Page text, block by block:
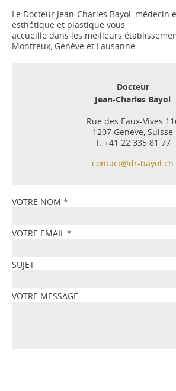
Le Docteur Jean-Charles Bayol, médecin
esthétique et plastique vous
accueille dans les meilleurs
Montreux, Genève et Lausanne.
Docteur
Jean-Charles Bayol
Rue des Eaux-Vives
1207 Genève, Suisse
T. +41 22 335 81 77
contact@dr-bayol.ch
VOTRE NOM *
VOTRE EMAIL *
SUJET
VOTRE MESSAGE